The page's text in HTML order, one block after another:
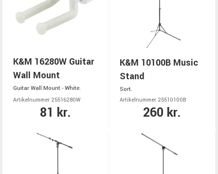
K&M 16280W Guitar
Wall Mount
Guitar Wall Mount - White.
Artikelnummer 25516280W
81 kr.
K&M 10100B Music
Stand
Sort.
Artikelnummer 25510100B
260 kr.